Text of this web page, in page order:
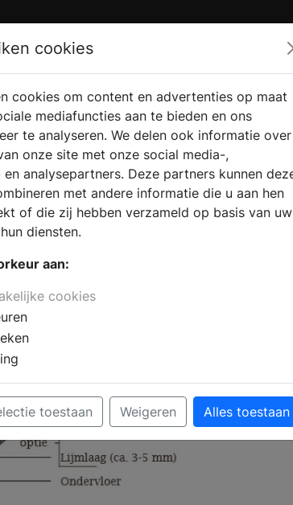
VERKOOPLOCATIE VINDEN
cookies
cookies om content en advertenties op maat
mediafuncties aan te bieden en ons
te analyseren. We delen ook informatie over
onze site met onze social media-,
analysepartners. Deze partners kunnen
met andere informatie die u aan hen
of die zij hebben verzameld op basis van uw
diensten.
aan:
cookies
toestaan Weigeren Alles toestaan